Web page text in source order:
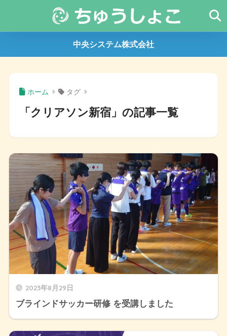
中央システム株式会社
ホーム タグ
「クリアソン新宿」の記事一覧
2023年8月29日
ブラインドサッカー研修 を受講しました